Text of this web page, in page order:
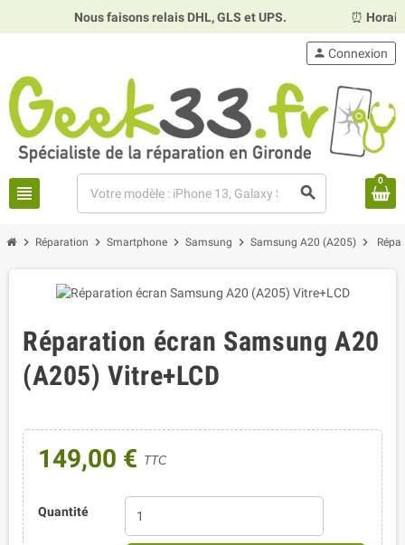
Nous faisons relais DHL, GLS et UPS. Horaires :
view_headline search
person Connexion
0
chevron_right Réparation chevron_right Smartphone chevron_right Samsung chevron_right Samsung A20 (A205) chevron_right
Réparation écran Samsung A20
(A205) Vitre+LCD
149,00 € TTC
Quantité